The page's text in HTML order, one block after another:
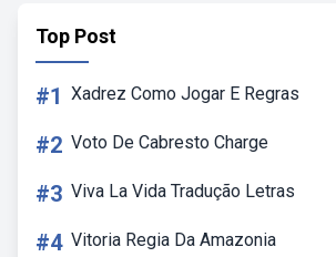
Top Post
#1 Xadrez Como Jogar E Regras
#2 Voto De Cabresto Charge
#3 Viva La Vida Tradução Letras
#4 Vitoria Regia Da Amazonia